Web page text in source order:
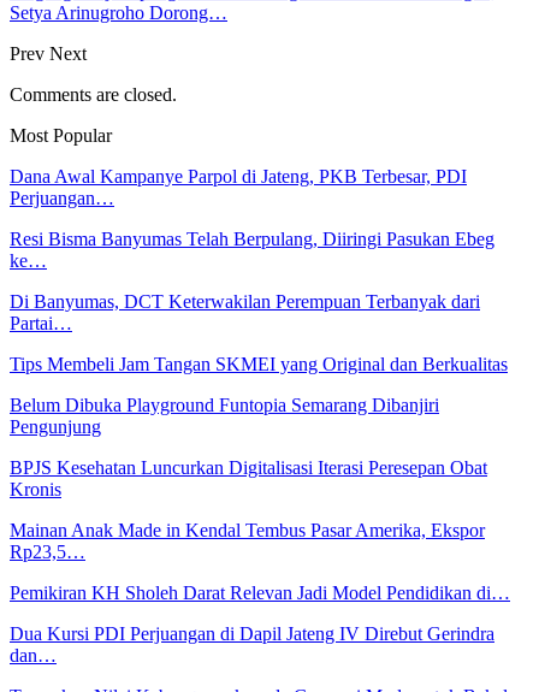
Setya Arinugroho Dorong…
Prev Next
Comments are closed.
Most Popular
Dana Awal Kampanye Parpol di Jateng, PKB Terbesar, PDI
Perjuangan…
Resi Bisma Banyumas Telah Berpulang, Diiringi Pasukan Ebeg
ke…
Di Banyumas, DCT Keterwakilan Perempuan Terbanyak dari
Partai…
Tips Membeli Jam Tangan SKMEI yang Original dan Berkualitas
Belum Dibuka Playground Funtopia Semarang Dibanjiri
Pengunjung
BPJS Kesehatan Luncurkan Digitalisasi Iterasi Peresepan Obat
Kronis
Mainan Anak Made in Kendal Tembus Pasar Amerika, Ekspor
Rp23,5…
Pemikiran KH Sholeh Darat Relevan Jadi Model Pendidikan di…
Dua Kursi PDI Perjuangan di Dapil Jateng IV Direbut Gerindra
dan…